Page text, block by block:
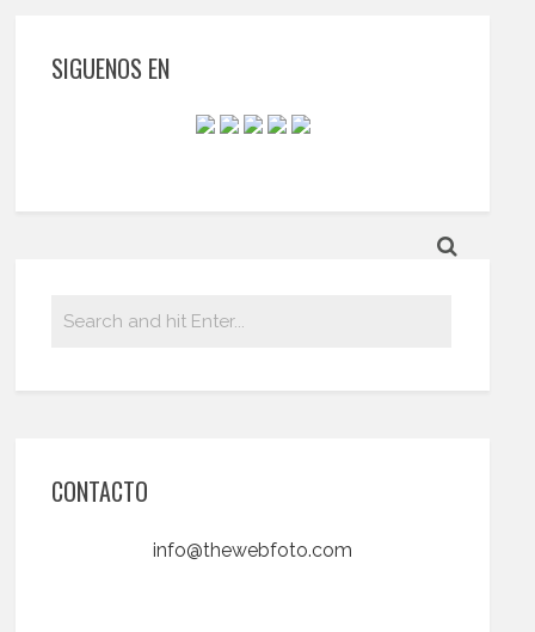
SIGUENOS EN
CONTACTO
info@thewebfoto.com